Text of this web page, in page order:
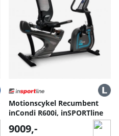
Motionscykel Recumbent
inCondi R600i, inSPORTline
9009,-